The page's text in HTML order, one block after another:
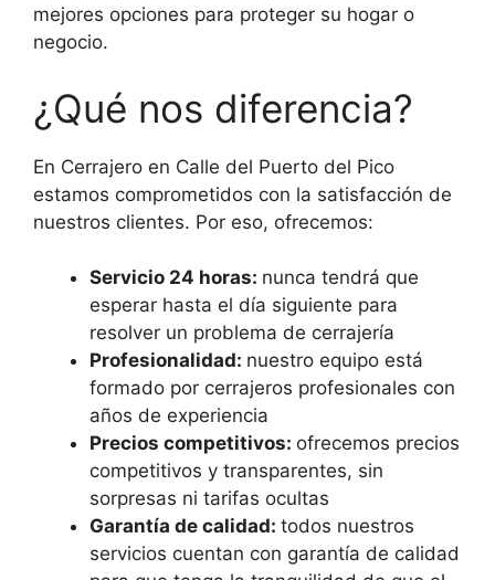
mejores opciones para proteger su hogar o
negocio.
¿Qué nos diferencia?
En Cerrajero en Calle del Puerto del Pico
estamos comprometidos con la satisfacción de
nuestros clientes. Por eso, ofrecemos:
Servicio 24 horas: nunca tendrá que
esperar hasta el día siguiente para
resolver un problema de cerrajería
Profesionalidad: nuestro equipo está
formado por cerrajeros profesionales con
años de experiencia
Precios competitivos: ofrecemos precios
competitivos y transparentes, sin
sorpresas ni tarifas ocultas
Garantía de calidad: todos nuestros
servicios cuentan con garantía de calidad